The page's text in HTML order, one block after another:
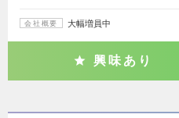
会社概要 大幅増員中
興味あり